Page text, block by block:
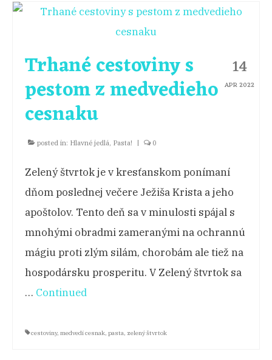
14
APR 2022
Trhané cestoviny s
pestom z medvedieho
cesnaku
posted in: Hlavné jedlá, Pasta! 0
Zelený štvrtok je v kresťanskom ponímaní
dňom poslednej večere Ježiša Krista a jeho
apoštolov. Tento deň sa v minulosti spájal s
mnohými obradmi zameranými na ochrannú
mágiu proti zlým silám, chorobám ale tiež na
hospodársku prosperitu. V Zelený štvrtok sa
… Continued
cestoviny, medvedí cesnak, pasta, zelený štvrtok